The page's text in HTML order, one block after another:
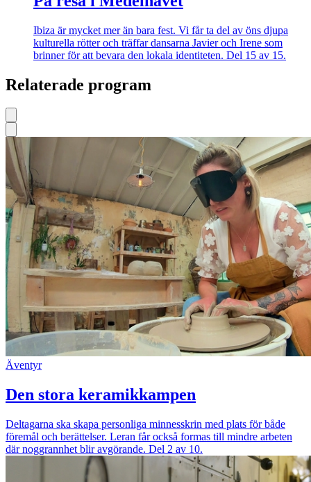
Ibiza är mycket mer än bara fest. Vi får ta del av öns djupa
kulturella rötter och träffar dansarna Javier och Irene som
brinner för att bevara den lokala identiteten. Del 15 av 15.
Relaterade program
Äventyr
Den stora keramikkampen
Deltagarna ska skapa personliga minnesskrin med plats för både
föremål och berättelser. Leran får också formas till mindre arbeten
där noggrannhet blir avgörande. Del 2 av 10.